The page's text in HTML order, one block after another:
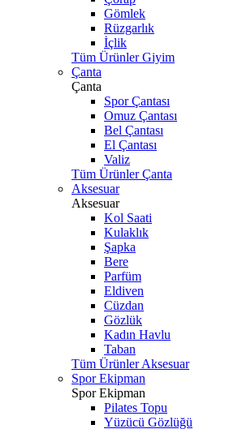
Gömlek
Rüzgarlık
İçlik
Tüm Ürünler Giyim
Çanta
Çanta
Spor Çantası
Omuz Çantası
Bel Çantası
El Çantası
Valiz
Tüm Ürünler Çanta
Aksesuar
Aksesuar
Kol Saati
Kulaklık
Şapka
Bere
Parfüm
Eldiven
Cüzdan
Gözlük
Kadın Havlu
Taban
Tüm Ürünler Aksesuar
Spor Ekipman
Spor Ekipman
Pilates Topu
Yüzücü Gözlüğü